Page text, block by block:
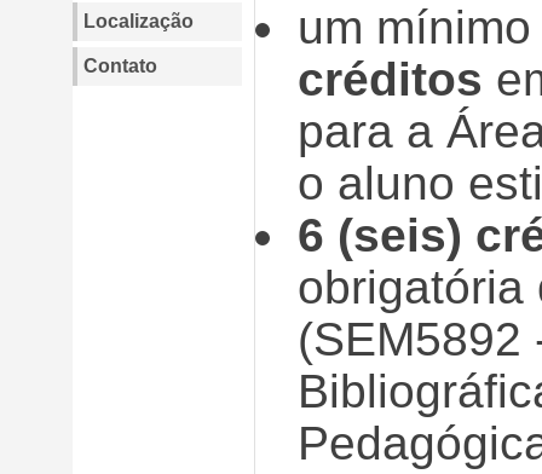
Localização
Contato
um
créditos
para a
o aluno
6 (seis)
obrigatória
(SEM5892